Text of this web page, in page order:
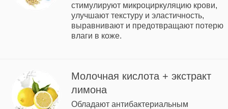
стимулируют микроциркуляцию крови,
улучшают текстуру и эластичность,
выравнивают и предотвращают потерю
влаги в коже.
Молочная кислота + экстракт
лимона
Обладают антибактериальным